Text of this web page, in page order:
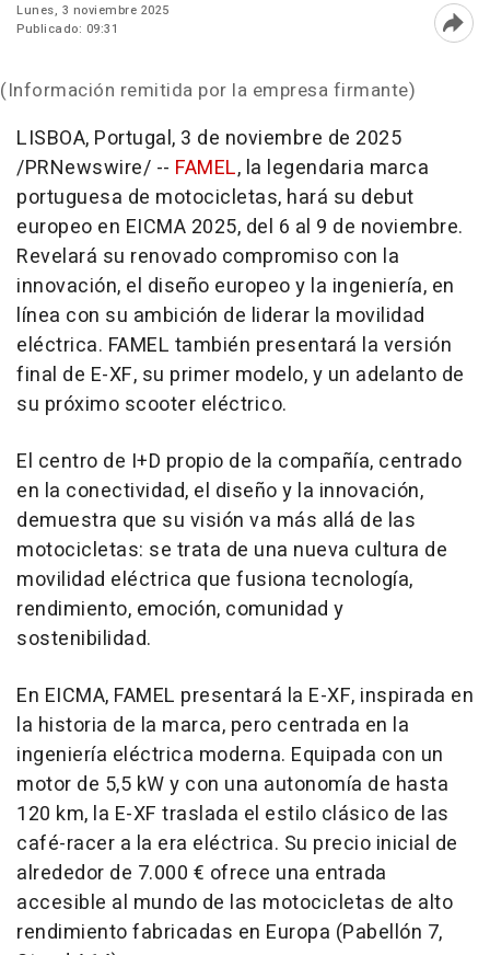
Lunes, 3 noviembre 2025
Publicado: 09:31
(Información remitida por la empresa firmante)
LISBOA, Portugal, 3 de noviembre de 2025
/PRNewswire/ -- FAMEL, la legendaria marca
portuguesa de motocicletas, hará su debut
europeo en EICMA 2025, del 6 al 9 de noviembre.
Revelará su renovado compromiso con la
innovación, el diseño europeo y la ingeniería, en
línea con su ambición de liderar la movilidad
eléctrica. FAMEL también presentará la versión
final de E-XF, su primer modelo, y un adelanto de
su próximo scooter eléctrico.
El centro de I+D propio de la compañía, centrado
en la conectividad, el diseño y la innovación,
demuestra que su visión va más allá de las
motocicletas: se trata de una nueva cultura de
movilidad eléctrica que fusiona tecnología,
rendimiento, emoción, comunidad y
sostenibilidad.
En EICMA, FAMEL presentará la E-XF, inspirada en
la historia de la marca, pero centrada en la
ingeniería eléctrica moderna. Equipada con un
motor de 5,5 kW y con una autonomía de hasta
120 km, la E-XF traslada el estilo clásico de las
café-racer a la era eléctrica. Su precio inicial de
alrededor de 7.000 € ofrece una entrada
accesible al mundo de las motocicletas de alto
rendimiento fabricadas en Europa (Pabellón 7,